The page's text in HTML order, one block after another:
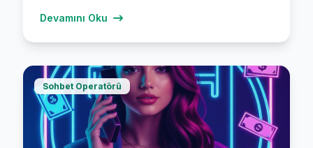
Devamını Oku
Sohbet Operatörü